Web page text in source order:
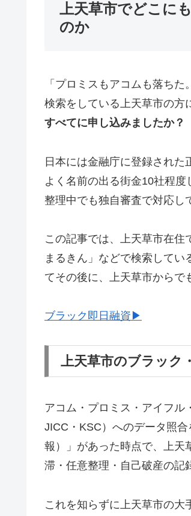
上天草市でどこに
のか
「プロミスもアコムも落ち
検索をしている上天草市の方
すべてに申し込みましたか？
日本には金融庁に登録され
よく名前の出る街金10社程
整理中でも独自審査で対応し
この記事では、上天草市在住
まるきん」などで検索して
てその後に、上天草市からで
ブラック即日融資▶
上天草市のブラック
アコム・プロミス・アイフル
JICC・KSC）へのデータ照合
報）」があった時点で、上天
滞・任意整理・自己破産の記
これを知らずに上天草市の大